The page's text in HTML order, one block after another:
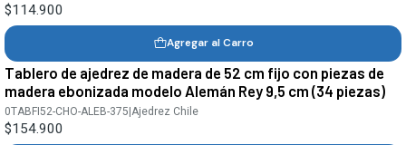
$114.900
Agregar al Carro
Tablero de ajedrez de madera de 52 cm fijo con piezas de
madera ebonizada modelo Alemán Rey 9,5 cm (34 piezas)
0TABFI52-CHO-ALEB-375 |Ajedrez Chile
$154.900